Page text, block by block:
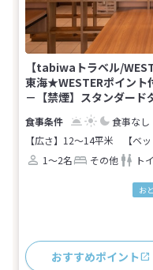
【tabiwaトラベル/
東海★WESTERポイント
－【禁煙】スタンダード
食事なし
【広さ】12～14平米
【ベ
1～2名
その他 ト
お
おすすめポイント